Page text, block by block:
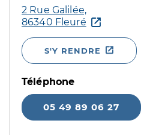
2 Rue Galilée,
86340 Fleuré
S'Y RENDRE
Téléphone
05 49 89 06 27